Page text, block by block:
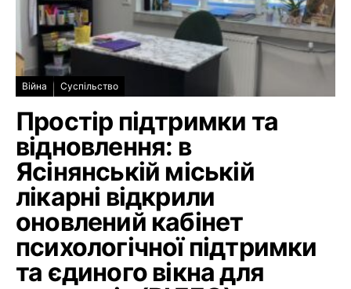
Війна Суспільство
Простір підтримки та
відновлення: в
Ясінянській міській
лікарні відкрили
оновлений кабінет
психологічної підтримки
та єдиного вікна для